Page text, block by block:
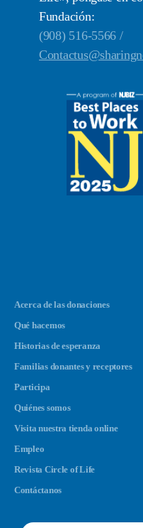
Fundación:
(908) 516-5566 /
Acerca de las donaciones
Qué hacemos
Historias de esperanza
Familias donantes y receptores
Participa
Quiénes somos
Visita nuestra tienda online
Empleo
Revista Circle of Life
Contáctanos